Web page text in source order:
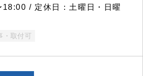
/ 定休日：土曜日・日曜
・取付可